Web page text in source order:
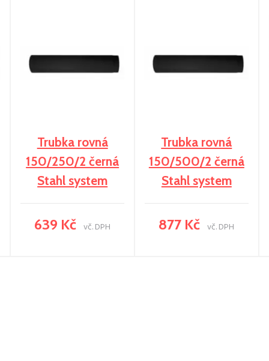
Trubka rovná
150/250/2 černá
Stahl system
639 Kč vč. DPH
Trubka rovná
150/500/2 černá
Stahl system
877 Kč vč. DPH